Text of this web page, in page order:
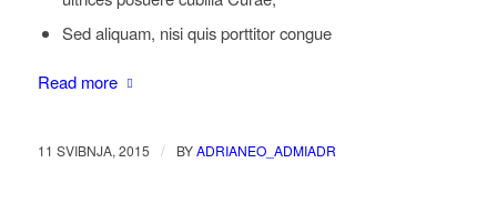
Sed aliquam, nisi quis porttitor congue
Read more
11 SVIBNJA, 2015 / BYADRIANEO_ADMIADR